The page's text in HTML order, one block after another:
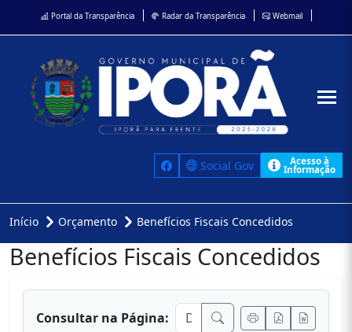
Portal da Transparência Radar da Transparência Webmail
Social Gov Acesso à
Informação
Início Orçamento Benefícios Fiscais Concedidos
conteúdo principal
Benefícios Fiscais Concedidos
Consultar na Página: